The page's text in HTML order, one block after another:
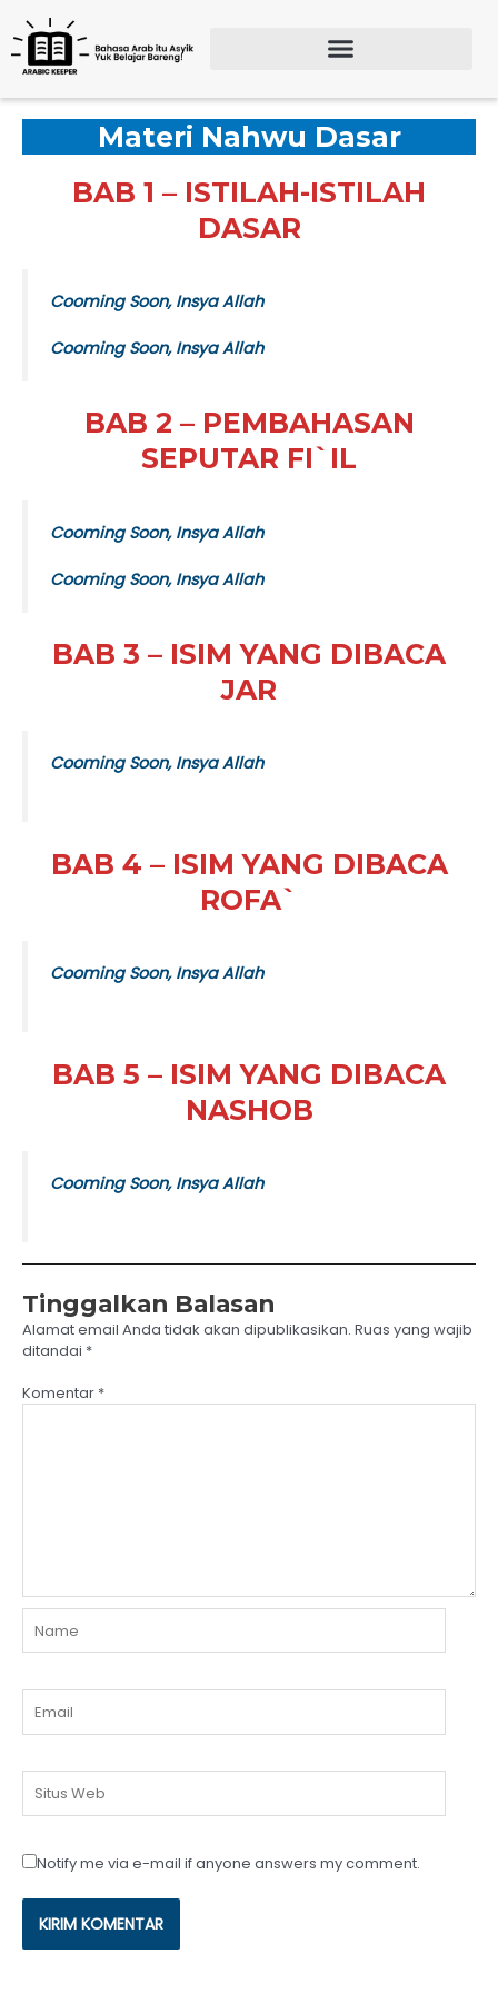
konten
Materi Nahwu Dasar
BAB 1 – ISTILAH-ISTILAH
DASAR
Cooming Soon, Insya Allah
Cooming Soon, Insya Allah
BAB 2 – PEMBAHASAN
SEPUTAR FI`IL
Cooming Soon, Insya Allah
Cooming Soon, Insya Allah
BAB 3 – ISIM YANG DIBACA
JAR
Cooming Soon, Insya Allah
BAB 4 – ISIM YANG DIBACA
ROFA`
Cooming Soon, Insya Allah
BAB 5 – ISIM YANG DIBACA
NASHOB
Cooming Soon, Insya Allah
Tinggalkan Balasan
Alamat email Anda tidak akan dipublikasikan. Ruas yang wajib
ditandai *
Komentar *
Web
Notify me via e-mail if anyone answers my comment.